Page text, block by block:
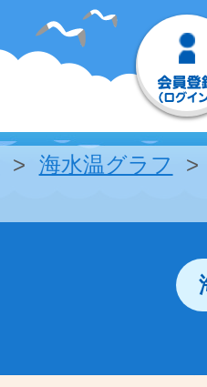
海水温グラフ